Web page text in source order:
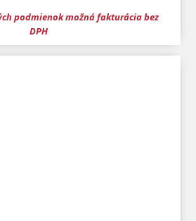
podmienok možná fakturácia bez
DPH